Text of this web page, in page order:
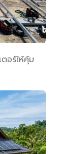
อร์ให้คุ้ม